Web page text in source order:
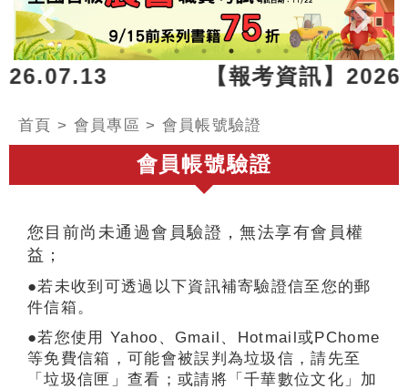
2026.07.13 【報考資訊】2026
首頁 > 會員專區 > 會員帳號驗證
會員帳號驗證
您目前尚未通過會員驗證，無法享有會員權
益；
若未收到可透過以下資訊補寄驗證信至您的郵
件信箱。
若您使用 Yahoo、Gmail、Hotmail或PChome
等免費信箱，可能會被誤判為垃圾信，請先至
「垃圾信匣」查看；或請將「千華數位文化」加